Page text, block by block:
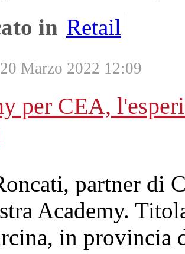
in Retail
Marzo 2022 12:09
per CEA,
partner di
Academy.
in provincia